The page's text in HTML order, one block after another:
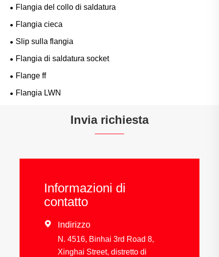
Flangia del collo di saldatura
Flangia cieca
Slip sulla flangia
Flangia di saldatura socket
Flange ff
Flangia LWN
Invia richiesta
Informazioni di
contatto
 Indirizzo
N. 4516, Binhai 3rd Road 8,
Xinghai Street, distretto di